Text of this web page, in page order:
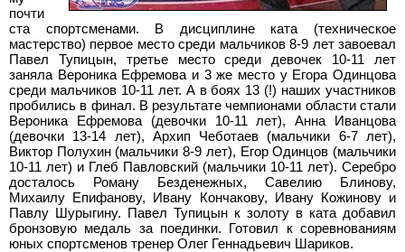
почти
ста спортсменами. В дисциплине ката (техническое
мастерство) первое место среди мальчиков 8-9 лет завоевал
Павел Тупицын, третье место среди девочек 10-11
лет
заняла Вероника Ефремова и 3 же место у Егора Одинцова
среди мальчиков 10-11 лет. А в боях 13 (!) наших участников
пробились в финал. В результате чемпионами области стали
Вероника Ефремова (девочки 10-11
лет), Анна Иванцова
(девочки 13-14 лет), Архип Чеботаев (мальчики 6-7
лет),
Виктор Полухин (мальчики 8-9 лет), Егор Одинцов (мальчики
10-11 лет) и Глеб Павловский (мальчики 10-11 лет). Серебро
досталось Роману Безденежных, Савелию Блинову,
Михаилу Епифанову, Ивану Кончакову, Ивану Кожинову и
Павлу Шурыгину. Павел Тупицын к золоту в ката добавил
бронзовую медаль за поединки. Готовил к соревнованиям
юных спортсменов тренер Олег Геннадьевич Шариков.